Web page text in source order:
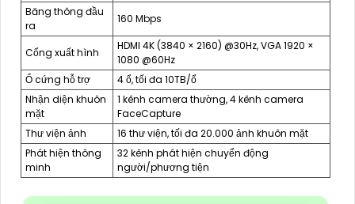
Băng thông đầu
ra
160 Mbps
Cổng xuất hình
HDMI 4K (3840 × 2160) @30Hz, VGA 1920 ×
1080 @60Hz
Ổ cứng hỗ trợ
4 ổ, tối đa 10TB/ổ
Nhận diện khuôn
mặt
1 kênh camera thường, 4 kênh camera
FaceCapture
Thư viện ảnh
16 thư viện, tối đa 20.000 ảnh khuôn mặt
Phát hiện thông
minh
32 kênh phát hiện chuyển động
người/phương tiện